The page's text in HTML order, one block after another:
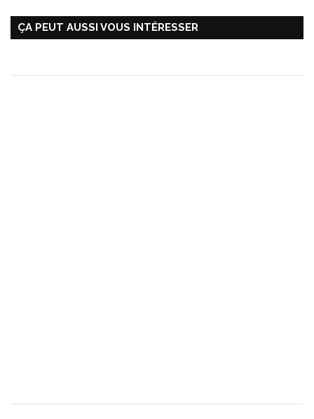
ÇA PEUT AUSSI VOUS INTÉRESSER